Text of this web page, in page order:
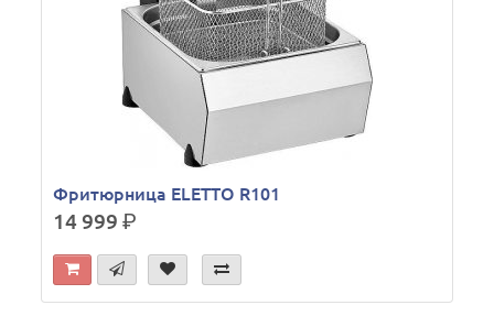
Фритюрница ELETTO R101
14 999р.